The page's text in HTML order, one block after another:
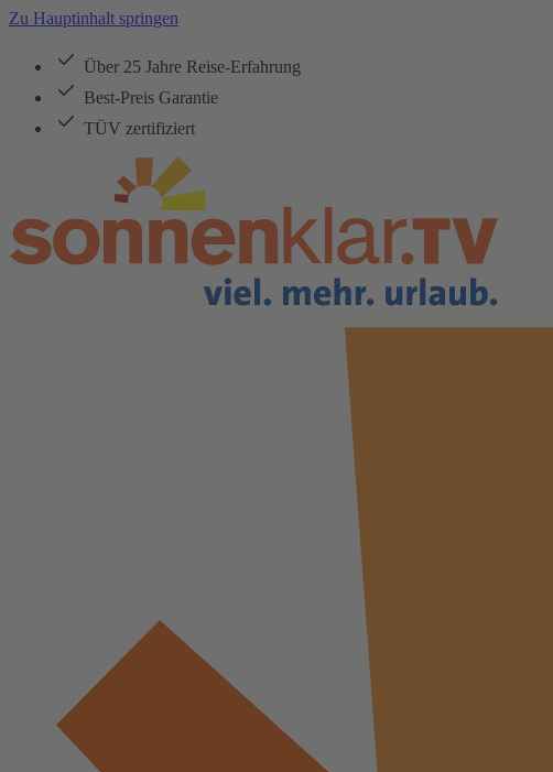
Zu Hauptinhalt springen
Über 25 Jahre Reise-Erfahrung
Best-Preis Garantie
TÜV zertifiziert